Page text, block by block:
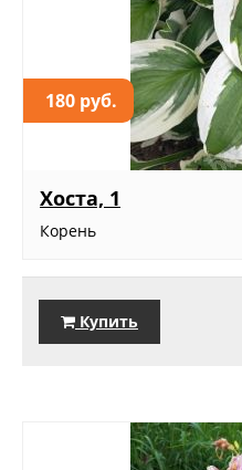
180 руб.
Хоста, 1
Корень
Купить